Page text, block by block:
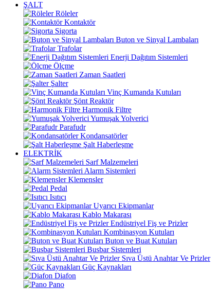
ŞALT
Röleler
Kontaktör
Sigorta
Buton ve Sinyal Lambaları
Trafolar
Enerji Dağıtım Sistemleri
Ölçme
Zaman Saatleri
Şalter
Vinç Kumanda Kutuları
Şönt Reaktör
Harmonik Filtre
Yumuşak Yolverici
Parafudr
Kondansatörler
Şalt Haberleşme
ELEKTRİK
Sarf Malzemeleri
Alarm Sistemleri
Klemensler
Pedal
Isıtıcı
Uyarıcı Ekipmanlar
Kablo Makarası
Endüstriyel Fiş ve Prizler
Kombinasyon Kutuları
Buton ve Buat Kutuları
Busbar Sistemleri
Sıva Üstü Anahtar Ve Prizler
Güç Kaynakları
Diafon
Pano